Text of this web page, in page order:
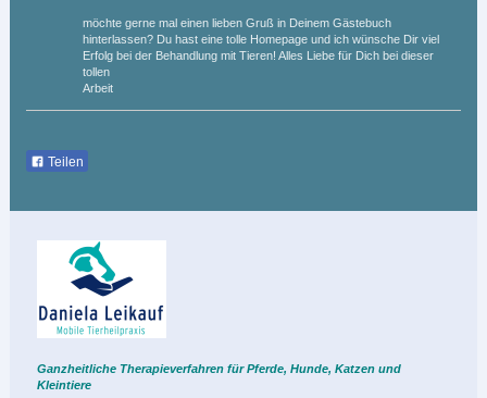
möchte gerne mal einen lieben Gruß in Deinem Gästebuch
hinterlassen? Du hast eine tolle Homepage und ich wünsche Dir viel
Erfolg bei der Behandlung mit Tieren! Alles Liebe für Dich bei dieser
tollen
Arbeit
Teilen
Ganzheitliche Therapieverfahren für Pferde, Hunde, Katzen und
Kleintiere